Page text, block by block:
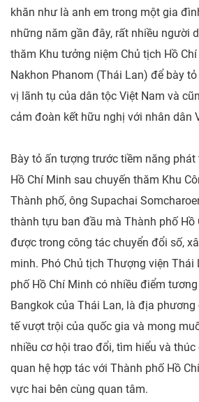
khăn như là anh em trong một gia
những năm gần đây, rất nhiều người
thăm Khu tưởng niệm Chủ tịch Hồ
Nakhon Phanom (Thái Lan) để bày
vị lãnh tụ của dân tộc Việt Nam và
cảm đoàn kết hữu nghị với nhân dân
Bày tỏ ấn tượng trước tiềm năng
Hồ Chí Minh sau chuyến thăm Khu
Thành phố, ông Supachai
thành tựu ban đầu mà Thành phố
được trong công tác chuyển đổi số,
minh. Phó Chủ tịch Thượng viện Thái
phố Hồ Chí Minh có nhiều điểm
Bangkok của Thái Lan, là địa
tế vượt trội của quốc gia và mong
nhiều cơ hội trao đổi, tìm hiểu và
quan hệ hợp tác với Thành phố Hồ
vực hai bên cùng quan tâm.